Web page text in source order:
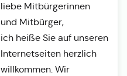
liebe Mitbürgerinnen
und Mitbürger,
ich heiße Sie auf unseren
Internetseiten herzlich
willkommen. Wir